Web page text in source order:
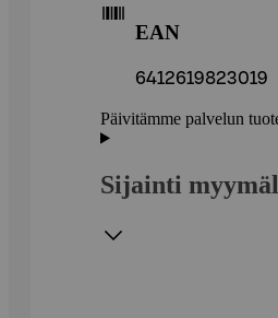
EAN
6412619823019
Päivitämme palvelun
Sijainti